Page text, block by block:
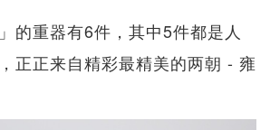
的重器有6件，其中5件都是人
正正来自精彩最精美的两朝 - 雍